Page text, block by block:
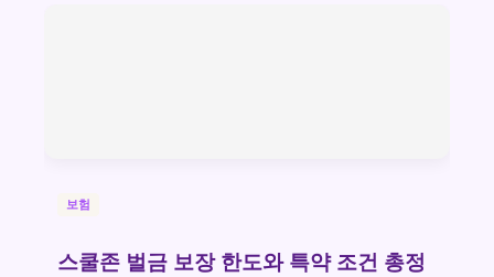
보험
스쿨존 벌금 보장 한도와 특약 조건 총정